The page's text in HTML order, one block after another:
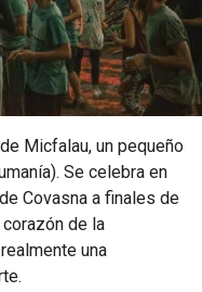
Micfalau, un pequeño
Se celebra en
Covasna a finales de
de la
una